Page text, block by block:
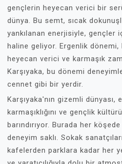
gençlerin heyecan verici bir
dünya. Bu semt, sıcak
yankılanan enerjisiyle, gençler
haline geliyor. Ergenlik
heyecan verici ve karmaşık
Karşıyaka, bu dönemi
cennet gibi bir yerdir.
Karşıyaka'nın gizemli
karmaşıklığını ve gençlik
barındırıyor. Burada her
deneyim saklı. Sokak
kafelerden parklara kadar her